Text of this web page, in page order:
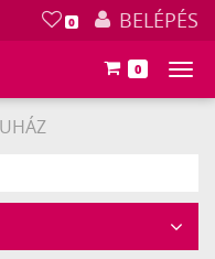
0 BELÉPÉS
0